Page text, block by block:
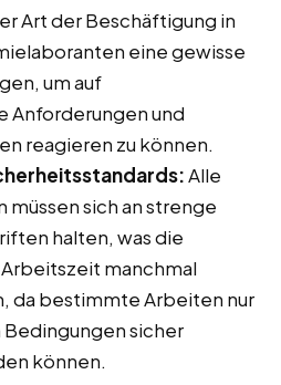
Art der Beschäftigung in
eine gewisse
um auf
Anforderungen und
reagieren zu können.
Alle
sich an strenge
halten, was die
manchmal
da bestimmte Arbeiten nur
sicher
können.